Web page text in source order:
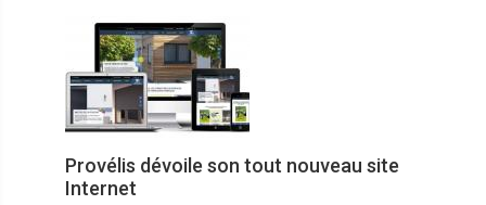
ce CRM de référence mondiale.
Provélis dévoile son tout nouveau site
Internet